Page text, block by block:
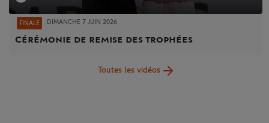
FINALE DIMANCHE 7 JUIN 2026
Cérémonie de remise des trophées
Toutes les vidéos